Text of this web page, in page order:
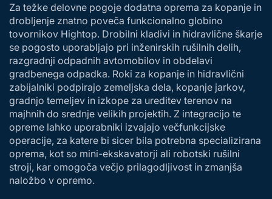
Za težke delovne pogoje dodatna oprema za kopanje in
drobljenje znatno poveča funkcionalno globino
tovornikov Hightop. Drobilni kladivi in hidravlične škarje
se pogosto uporabljajo pri inženirskih rušilnih delih,
razgradnji odpadnih avtomobilov in obdelavi
gradbenega odpadka. Roki za kopanje in hidravlični
zabijalniki podpirajo zemeljska dela, kopanje jarkov,
gradnjo temeljev in izkope za ureditev terenov na
majhnih do srednje velikih projektih. Z integracijo te
opreme lahko uporabniki izvajajo večfunkcijske
operacije, za katere bi sicer bila potrebna specializirana
oprema, kot so mini-ekskavatorji ali robotski rušilni
stroji, kar omogoča večjo prilagodljivost in zmanjša
naložbo v opremo.